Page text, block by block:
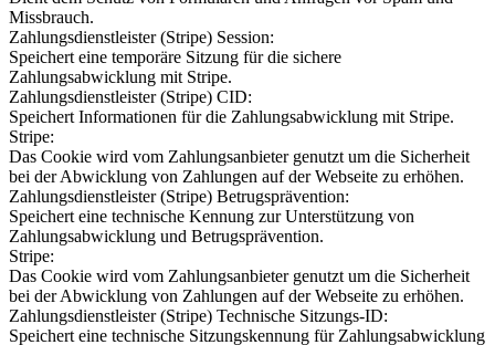
Missbrauch.
Zahlungsdienstleister (Stripe) Session:
Speichert eine temporäre Sitzung für die sichere
Zahlungsabwicklung mit Stripe.
Zahlungsdienstleister (Stripe) CID:
Speichert Informationen für die Zahlungsabwicklung mit Stripe.
Stripe:
Das Cookie wird vom Zahlungsanbieter genutzt um die Sicherheit
bei der Abwicklung von Zahlungen auf der Webseite zu erhöhen.
Zahlungsdienstleister (Stripe) Betrugsprävention:
Speichert eine technische Kennung zur Unterstützung von
Zahlungsabwicklung und Betrugsprävention.
Stripe:
Das Cookie wird vom Zahlungsanbieter genutzt um die Sicherheit
bei der Abwicklung von Zahlungen auf der Webseite zu erhöhen.
Zahlungsdienstleister (Stripe) Technische Sitzungs-ID:
Speichert eine technische Sitzungskennung für Zahlungsabwicklung